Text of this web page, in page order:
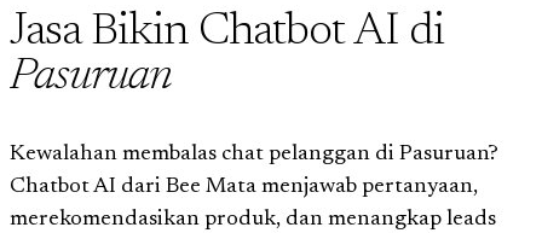
Jasa Bikin Chatbot AI di
Pasuruan
Kewalahan membalas chat pelanggan di Pasuruan?
Chatbot AI dari Bee Mata menjawab pertanyaan,
merekomendasikan produk, dan menangkap leads